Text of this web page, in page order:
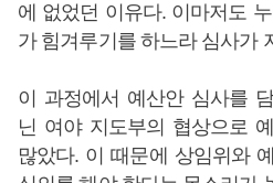
에 없었던 이유다. 이마저도
가 힘겨루기를 하느라 심사가
이 과정에서 예산안 심사를
닌 여야 지도부의 협상으로
많았다. 이 때문에 상임위와